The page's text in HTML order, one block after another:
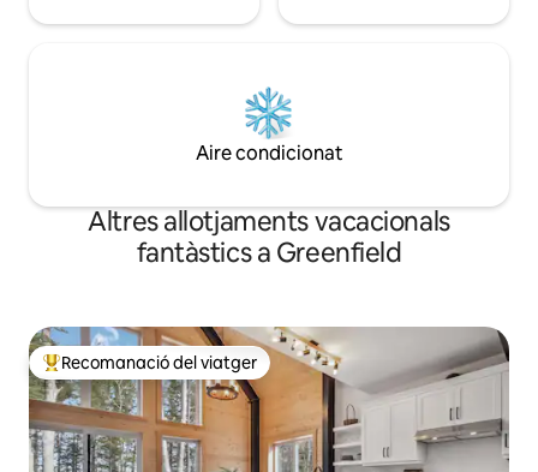
Aire condicionat
Altres allotjaments vacacionals
fantàstics a Greenfield
Principals recomanacions dels viatgers
Recomanació del viatger